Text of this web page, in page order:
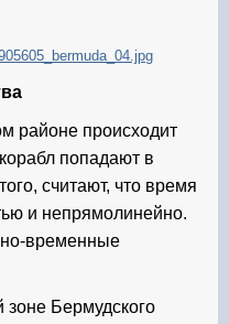
районе происходит
попадают в
считают, что время
и непрямолинейно.
временные
Бермудского